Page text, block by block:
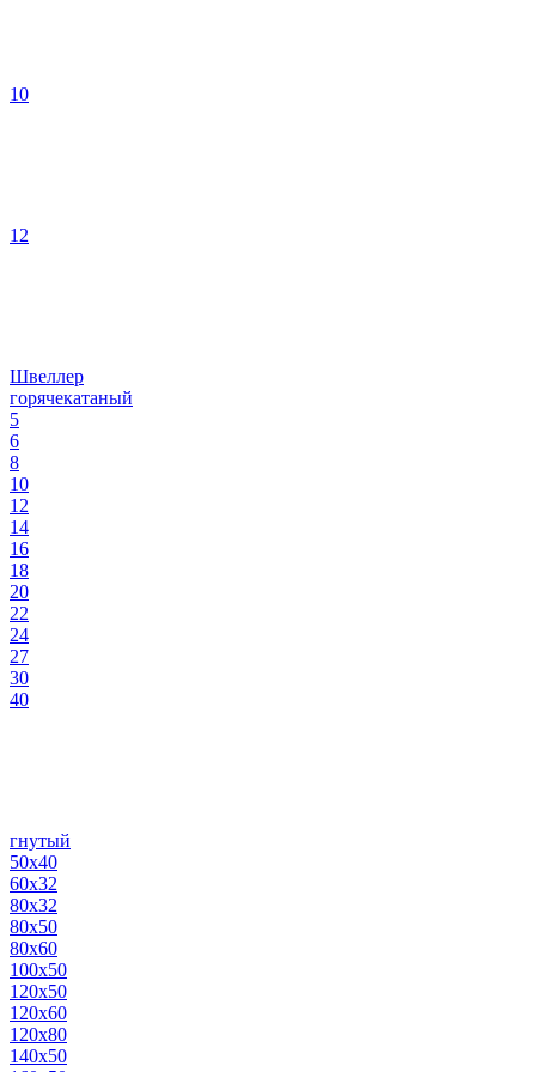
10
12
Швеллер
горячекатаный
5
6
8
10
12
14
16
18
20
22
24
27
30
40
гнутый
50х40
60х32
80х32
80х50
80х60
100х50
120х50
120х60
120х80
140х50